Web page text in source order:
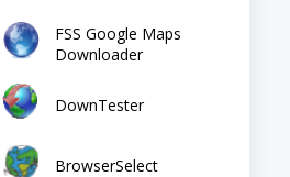
FSS Google Maps
Downloader
DownTester
BrowserSelect